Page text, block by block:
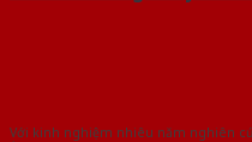
Với kinh nghiệm nhiêu năm nghiên